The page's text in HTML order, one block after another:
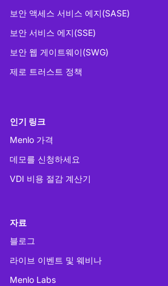
보안 액세스 서비스 에지(SASE)
보안 서비스 에지(SSE)
보안 웹 게이트웨이(SWG)
제로 트러스트 정책
인기 링크
Menlo 가격
데모를 신청하세요
VDI 비용 절감 계산기
자료
블로그
라이브 이벤트 및 웨비나
Menlo Labs